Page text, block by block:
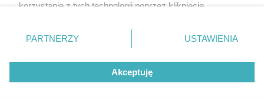
korzystanie z tych technologii poprzez kliknięcie
zmienić/wycofać klikając przycisk ustawień prywatności
znajdujący się w lewym dolnym rogu strony
rodzaje przetwarzania danych nie wymagają zgody
użytkownika, ale masz prawo sprzeciwić się takiemu
przetwarzaniu. Preferencje będą miały zastosowanie tylko
PARTNERZY USTAWIENIA
Akceptuję